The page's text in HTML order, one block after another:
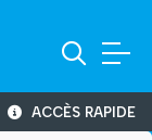
ACCÈS RAPIDE